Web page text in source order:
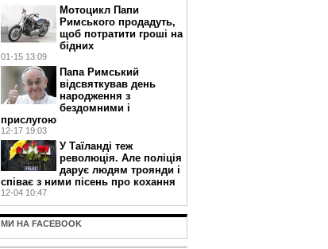
Мотоцикл Папи
Римського продадуть,
щоб потратити гроші на
бідних
01-15 13:09
Папа Римський
відсвяткував день
народження з
бездомними і
прислугою
12-17 19:03
У Таїланді теж
революція. Але поліція
дарує людям троянди і
співає з ними пісень про кохання
12-04 10:47
МИ НА FACEBOOK